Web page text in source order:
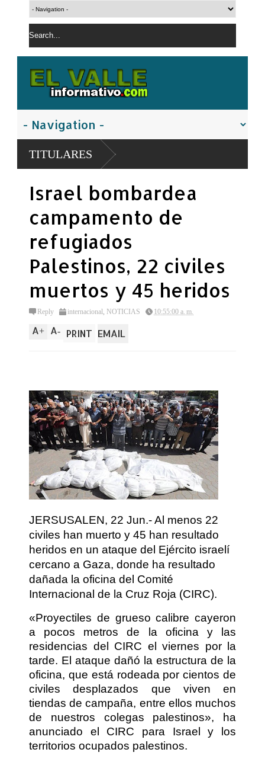
TITULARES
Israel bombardea
campamento de
refugiados
Palestinos, 22 civiles
muertos y 45 heridos
Reply internacional, NOTICIAS 10:55:00 a. m.
A+ A- PRINT EMAIL
JERSUSALEN, 22 Jun.- Al menos 22
civiles han muerto y 45 han resultado
heridos en un ataque del Ejército israelí
cercano a Gaza, donde ha resultado
dañada la oficina del Comité
Internacional de la Cruz Roja (CIRC).
«Proyectiles de grueso calibre cayeron
a pocos metros de la oficina y las
residencias del CIRC el viernes por la
tarde. El ataque dañó la estructura de la
oficina, que está rodeada por cientos de
civiles desplazados que viven en
tiendas de campaña, entre ellos muchos
de nuestros colegas palestinos», ha
anunciado el CIRC para Israel y los
territorios ocupados palestinos.